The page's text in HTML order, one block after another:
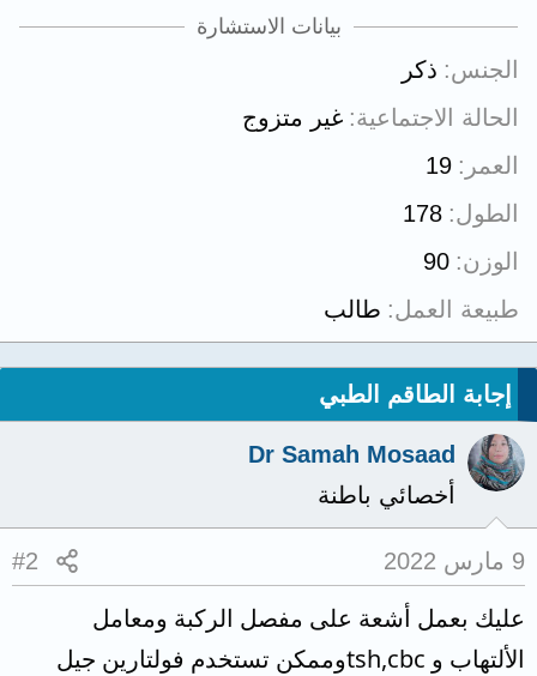
بيانات الاستشارة
الجنس ذكر
الحالة الاجتماعية غير متزوج
العمر
19
الطول 178
الوزن 90
طبيعة العمل طالب
إجابة الطاقم الطبي
Dr Samah Mosaad
أخصائي باطنة
9 مارس 2022 #2
عليك بعمل أشعة على مفصل الركبة ومعامل
الألتهاب و tsh,cbcوممكن تستخدم فولتارين جيل